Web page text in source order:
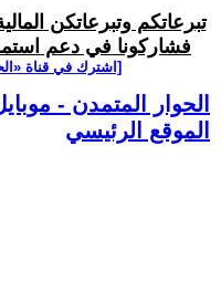
تبرعاتكم وتبرعاتكن
فشاركونا في دعم
[اشترك في قناة
الحوار المتمدن -
الموقع الرئيسي